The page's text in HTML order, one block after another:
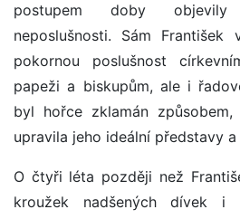
postupem doby
neposlušnosti. Sám František
pokornou poslušnost
papeži a biskupům, ale i
byl hořce zklamán
upravila jeho ideální představy a
O čtyři léta později než
kroužek nadšených dívek